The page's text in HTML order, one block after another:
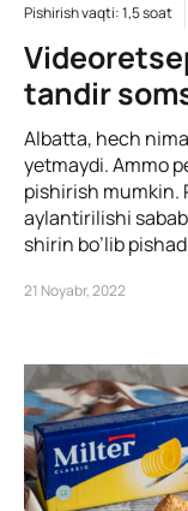
Pishirish vaqti: 1,5 soat
tandir
Albatta, hech
yetmaydi. Ammo
pishirish mumkin.
aylantirilishi
shirin bo’lib
21 Noyabr, 2022